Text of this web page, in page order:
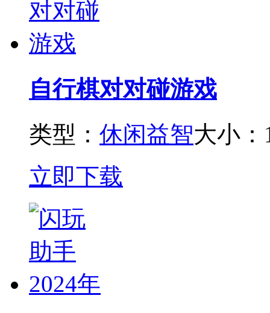
自行棋对对碰游戏
类型： 休闲益智大小
立即下载